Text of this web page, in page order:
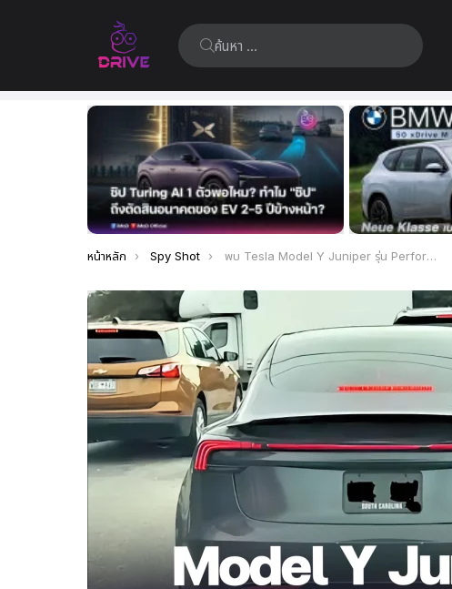
ค้นหา:
เรื่อง
ล่าสุด
คุณอยู่ที่นี่:
หน้าหลัก Spy Shot พบ Tesla Model Y Juniper รุ่น Performance วิ่งทดสอบใน South Carolina ไฟท้ายแบบยาว พร้อมป้าย Ludicrous